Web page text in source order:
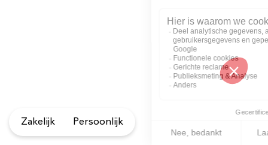
Zakelijk Persoonlijk